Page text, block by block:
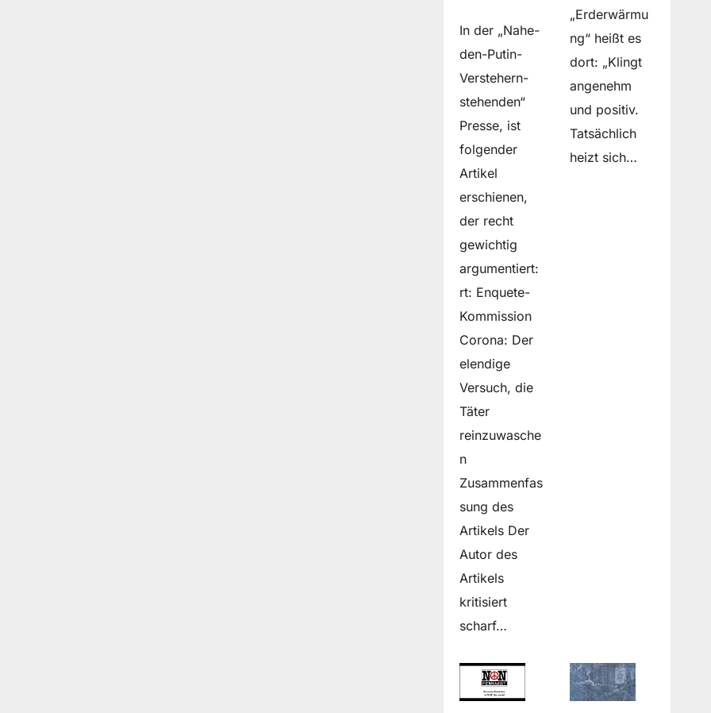
In der „Nahe-
den-Putin-
Verstehern-
stehenden“
Presse, ist
folgender
Artikel
erschienen,
der recht
gewichtig
argumentiert:
rt: Enquete-
Kommission
Corona: Der
elendige
Versuch, die
Täter
reinzuwasche
n
Zusammenfas
sung des
Artikels Der
Autor des
Artikels
kritisiert
scharf…
„Erderwärmu
ng“ heißt es
dort: „Klingt
angenehm
und positiv.
Tatsächlich
heizt sich…